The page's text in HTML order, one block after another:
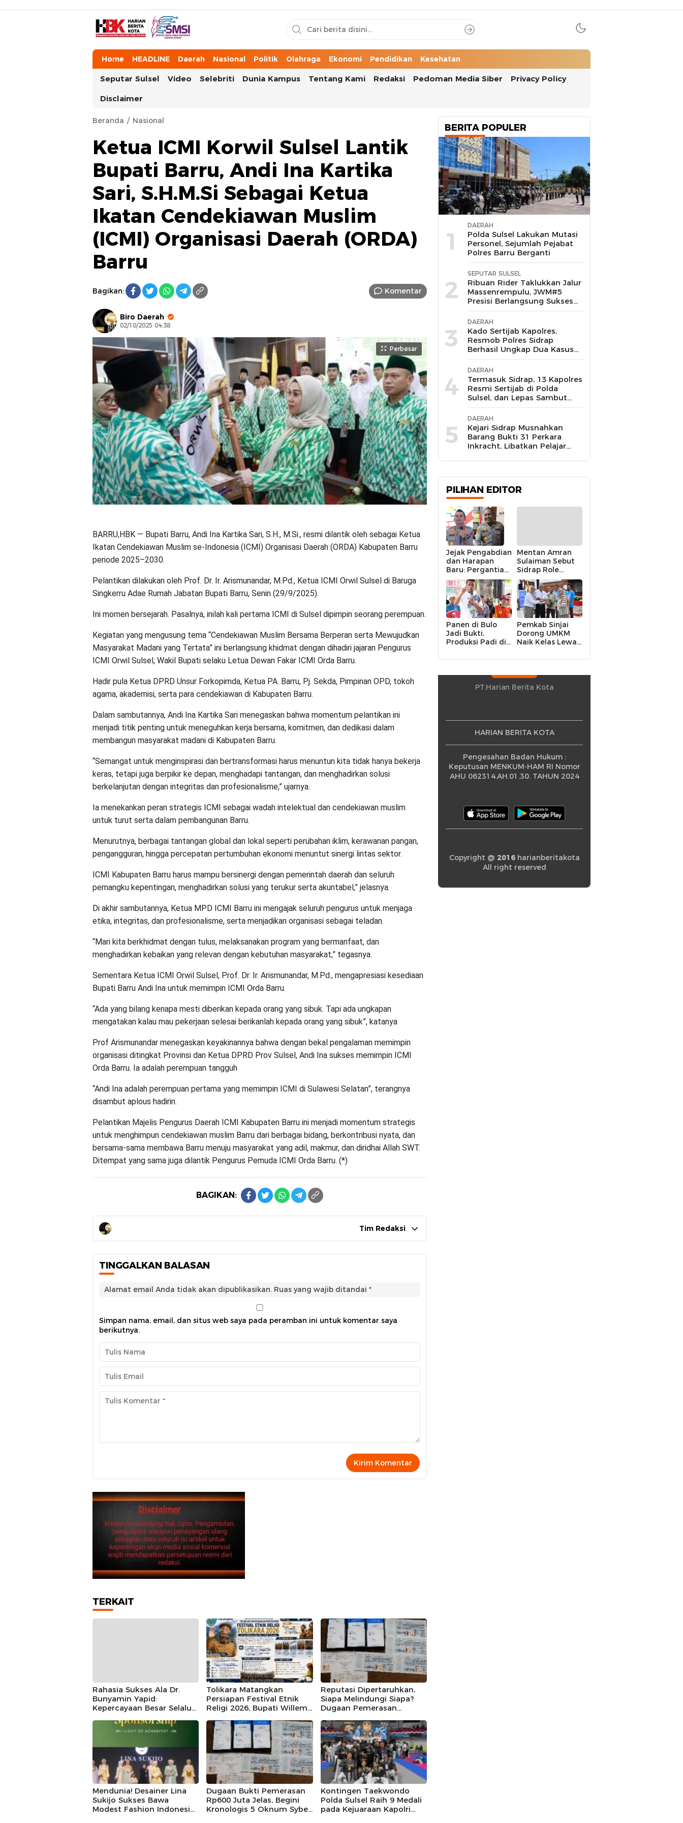
HarianBeritaKota
Mengabarkan Setiap Detil, Sudut, dan Cerita Kota
Home HEADLINE Daerah Nasional Politik Olahraga Ekonomi Pendidikan Kesehatan
Seputar Sulsel Video Selebriti Dunia Kampus Tentang Kami Redaksi Pedoman Media Siber Privacy Policy
Disclaimer
Beranda Nasional
Ketua ICMI Korwil Sulsel Lantik
Bupati Barru, Andi Ina Kartika
Sari, S.H.M.Si Sebagai Ketua
Ikatan Cendekiawan Muslim
(ICMI) Organisasi Daerah (ORDA)
Barru
Bagikan: Komentar
Biro Daerah
02/10/2025 04:38
Perbesar
BARRU,HBK — Bupati Barru, Andi Ina Kartika Sari, S.H., M.Si., resmi dilantik oleh sebagai Ketua
Ikatan Cendekiawan Muslim se-Indonesia (ICMI) Organisasi Daerah (ORDA) Kabupaten Barru
periode 2025–2030.
Pelantikan dilakukan oleh Prof. Dr. Ir. Arismunandar, M.Pd., Ketua ICMI Orwil Sulsel di Baruga
Singkerru Adae Rumah Jabatan Bupati Barru, Senin (29/9/2025).
Ini momen bersejarah. Pasalnya, inilah kali pertama ICMI di Sulsel dipimpin seorang perempuan.
Kegiatan yang mengusung tema “Cendekiawan Muslim Bersama Berperan serta Mewujudkan
Masyarakat Madani yang Tertata” ini berlangsung khidmat dengan dihadiri jajaran Pengurus
ICMI Orwil Sulsel, Wakil Bupati selaku Letua Dewan Fakar ICMI Orda Barru.
Hadir pula Ketua DPRD Unsur Forkopimda, Ketua PA. Barru, Pj. Sekda, Pimpinan OPD, tokoh
agama, akademisi, serta para cendekiawan di Kabupaten Barru.
Dalam sambutannya, Andi Ina Kartika Sari menegaskan bahwa momentum pelantikan ini
menjadi titik penting untuk meneguhkan kerja bersama, komitmen, dan dedikasi dalam
membangun masyarakat madani di Kabupaten Barru.
“Semangat untuk menginspirasi dan bertransformasi harus menuntun kita tidak hanya bekerja
keras, tetapi juga berpikir ke depan, menghadapi tantangan, dan menghadirkan solusi
berkelanjutan dengan integritas dan profesionalisme,” ujarnya.
Ia menekankan peran strategis ICMI sebagai wadah intelektual dan cendekiawan muslim
untuk turut serta dalam pembangunan Barru.
Menurutnya, berbagai tantangan global dan lokal seperti perubahan iklim, kerawanan pangan,
pengangguran, hingga percepatan pertumbuhan ekonomi menuntut sinergi lintas sektor.
ICMI Kabupaten Barru harus mampu bersinergi dengan pemerintah daerah dan seluruh
pemangku kepentingan, menghadirkan solusi yang terukur serta akuntabel,” jelasnya.
Di akhir sambutannya, Ketua MPD ICMI Barru ini mengajak seluruh pengurus untuk menjaga
etika, integritas, dan profesionalisme, serta menjadikan organisasi sebagai teladan.
“Mari kita berkhidmat dengan tulus, melaksanakan program yang bermanfaat, dan
menghadirkan kebaikan yang relevan dengan kebutuhan masyarakat,” tegasnya.
Sementara Ketua ICMI Orwil Sulsel, Prof. Dr. Ir. Arismunandar, M.Pd., mengapresiasi kesediaan
Bupati Barru Andi Ina untuk memimpin ICMI Orda Barru.
“Ada yang bilang kenapa mesti diberikan kepada orang yang sibuk. Tapi ada ungkapan
mengatakan kalau mau pekerjaan selesai berikanlah kepada orang yang sibuk”, katanya
Prof Arismunandar menegaskan keyakinannya bahwa dengan bekal pengalaman memimpin
organisasi ditingkat Provinsi dan Ketua DPRD Prov Sulsel, Andi Ina sukses memimpin ICMI
Orda Barru. Ia adalah perempuan tangguh
“Andi Ina adalah perempuan pertama yang memimpin ICMI di Sulawesi Selatan”, terangnya
disambut aplous hadirin.
Pelantikan Majelis Pengurus Daerah ICMI Kabupaten Barru ini menjadi momentum strategis
untuk menghimpun cendekiawan muslim Barru dari berbagai bidang, berkontribusi nyata, dan
bersama-sama membawa Barru menuju masyarakat yang adil, makmur, dan diridhai Allah SWT.
Ditempat yang sama juga dilantik Pengurus Pemuda ICMI Orda Barru. (*)
BAGIKAN:
Tim Redaksi
TINGGALKAN BALASAN
Alamat email Anda tidak akan dipublikasikan. Ruas yang wajib ditandai *
Simpan nama, email, dan situs web saya pada peramban ini untuk komentar saya
berikutnya.
TERKAIT
Rahasia Sukses Ala Dr.
Bunyamin Yapid:
Kepercayaan Besar Selalu
Tolikara Matangkan
Persiapan Festival Etnik
Religi 2026, Bupati Willem
Pelaksanaan Berjalan
Sukses dan Jadi Etalase
Budaya Papua
Reputasi Dipertaruhkan,
Siapa Melindungi Siapa?
Dugaan Pemerasan
Sulteng Belum
Menemukan Kepastian
Mendunia! Desainer Lina
Sukijo Sukses Bawa
Modest Fashion Indonesia
Dugaan Bukti Pemerasan
Rp600 Juta Jelas, Begini
Kronologis 5 Oknum Syber
Kontingen Taekwondo
Polda Sulsel Raih 9 Medali
pada Kejuaraan Kapolri
BERITA POPULER
1
DAERAH
Polda Sulsel Lakukan Mutasi
Personel, Sejumlah Pejabat
Polres Barru Berganti
2
SEPUTAR SULSEL
Ribuan Rider Taklukkan Jalur
Massenrempulu, JWM#5
Presisi Berlangsung Sukses
dan Kondusif
3
DAERAH
Kado Sertijab Kapolres,
Resmob Polres Sidrap
Berhasil Ungkap Dua Kasus
Menonjol dan Amankan
Pelaku Curanmor-
Penggelapan
4
DAERAH
Termasuk Sidrap, 13 Kapolres
Resmi Sertijab di Polda
Sulsel, dan Lepas Sambut
Kembalinya Dua Putra
Terbaik yang Pernah
Mengabdi
5
DAERAH
Kejari Sidrap Musnahkan
Barang Bukti 31 Perkara
Inkracht, Libatkan Pelajar
Narkoba
PILIHAN EDITOR
Jejak Pengabdian
dan Harapan
Baru: Pergantian
Kapolres Sidrap
dalam Perspektif
Karier Dua
Perwira
Mentan Amran
Sulaiman Sebut
Sidrap Role
Model Nasional
dalam Menjaga
Stabilitas Harga
Telur
Panen di Bulo
Jadi Bukti,
Produksi Padi di
Kecamatan
Rekor
Peningkatan
Pemkab Sinjai
Dorong UMKM
Naik Kelas Lewat
Strategis
PT.Harian Berita Kota
HARIAN BERITA KOTA
Pengesahan Badan Hukum :
Keputusan MENKUM-HAM RI Nomor
AHU 062314.AH.01.30. TAHUN 2024
Copyright @ 2016harianberitakota
All right reserved